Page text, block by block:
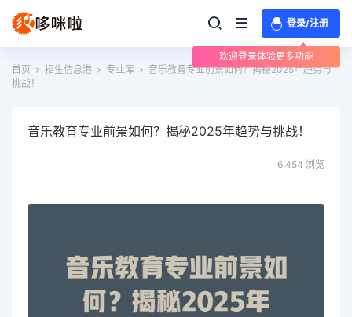
登录/注册
欢迎登录体验更多功能
首页
招生信息港 专业库
音乐教育专业前景如何？揭秘2025年趋势与
挑战！
音乐教育专业前景如何？揭秘2025年趋势与挑战！
6,454 浏览